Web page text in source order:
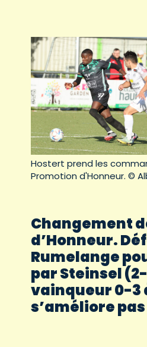
Hostert prend les
Promotion d'Honneur. ©
Changement
d’Honneur.
Rumelange
par Steinsel
vainqueur 0-3
s’améliore